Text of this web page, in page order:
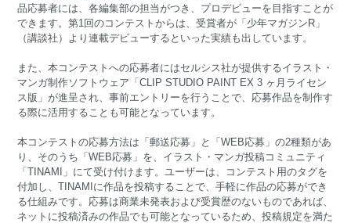
品応募者には、各編集部の担当がつき、プロデビューを目指すことが
できます。第1回のコンテストからは、受賞者が「少年マガジンR」
（講談社）より連載デビューするといった実績も出しています。
また、本コンテストへの応募者にはセルシス社が提供するイラスト・
マンガ制作ソフトウェア「CLIP STUDIO PAINT EX 3 ヶ月ライセン
ス版」が進呈され、事前エントリーを行うことで、応募作品を制作す
る際に活用することも可能となっています。
本コンテストの応募方法は「郵送応募」と「WEB応募」の2種類があ
り、そのうち「WEB応募」を、イラスト・マンガ投稿コミュニティ
「TINAMI」にて受け付けます。ユーザーは、コンテスト用のタグを
付加し、TINAMIに作品を投稿することで、手軽に作品の応募ができ
る仕組みです。応募は商業未発表および受賞歴のないものであれば、
ネットに投稿済みの作品でも可能となっているため、投稿規定を満た